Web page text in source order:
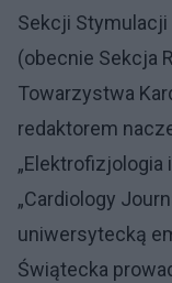
Sekcji
(obecnie Sekcja
Towarzystwa
redaktorem
„Elektrofizjologia
„Cardiology
uniwersytecką
Świątecka